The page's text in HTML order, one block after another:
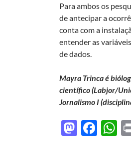
Para ambos os
de antecipar a
conta com a
entender as
de dados.
Mayra Trinca é
científico (Labjor/
Jornalismo I
M F